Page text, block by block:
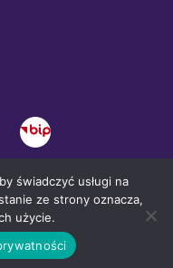
nr. 14 w Tarnowie
świadczyć usługi na
ze strony oznacza,
użycie.